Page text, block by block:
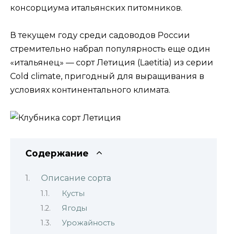
консорциума итальянских питомников.
В текущем году среди садоводов России
стремительно набрал популярность еще один
«итальянец» — сорт Летиция (Laetitia) из серии
Cold climate, пригодный для выращивания в
условиях континентального климата.
Содержание
Описание сорта
Кусты
Ягоды
Урожайность